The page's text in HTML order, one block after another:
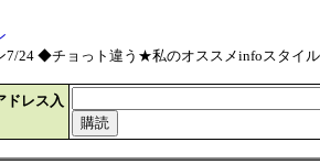
7/24 ◆チョっト違う★私のオススメinfoスタイ
ドレス入